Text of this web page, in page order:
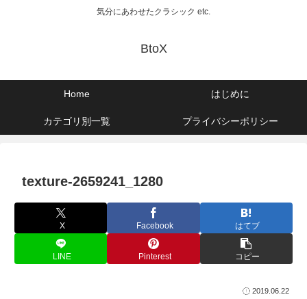
気分にあわせたクラシック etc.
BtoX
Home はじめに
カテゴリ別一覧 プライバシーポリシー
texture-2659241_1280
X Facebook はてブ
LINE Pinterest コピー
2019.06.22